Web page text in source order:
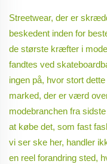
Streetwear, der er
beskedent inden for
de største kræfter i
fandtes ved
ingen på, hvor stort
marked, der er værd
modebranchen fra
at købe det, som fast
vi ser ske her, handler
en reel forandring sted,